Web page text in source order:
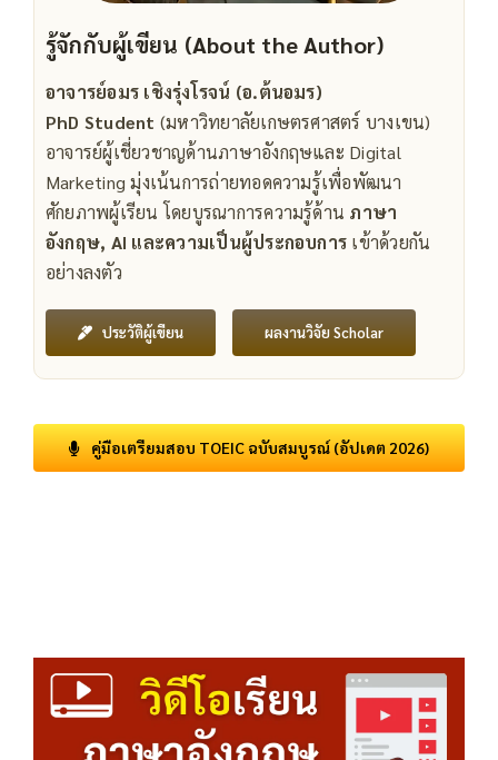
รู้จักกับผู้เขียน (About the Author)
อาจารย์อมร เชิงรุ่งโรจน์ (อ.ต้นอมร)
PhD Student (มหาวิทยาลัยเกษตรศาสตร์ บางเขน)
อาจารย์ผู้เชี่ยวชาญด้านภาษาอังกฤษและ Digital
Marketing มุ่งเน้นการถ่ายทอดความรู้เพื่อพัฒนา
ศักยภาพผู้เรียน โดยบูรณาการความรู้ด้าน ภาษา
อังกฤษ, AI และความเป็นผู้ประกอบการ เข้าด้วยกัน
อย่างลงตัว
ประวัติผู้เขียน ผลงานวิจัย Scholar
คู่มือเตรียมสอบ TOEIC ฉบับสมบูรณ์ (อัปเดต 2026)